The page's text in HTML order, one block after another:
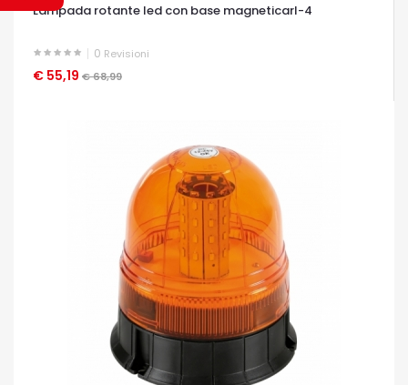
Lampada rotante led con base magneticarl-4
0 Revisioni
€ 55,19 € 68,99
OCCHIATA VELOCE